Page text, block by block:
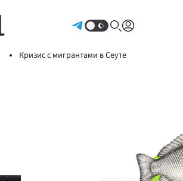
Кризис с мигрантами в Сеуте